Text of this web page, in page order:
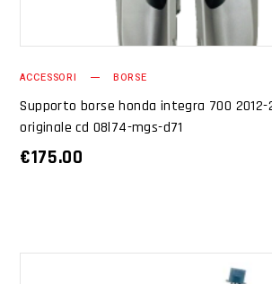
ACCESSORI BORSE
Supporto borse honda integra 700 2012-
originale cd 08l74-mgs-d71
€175.00